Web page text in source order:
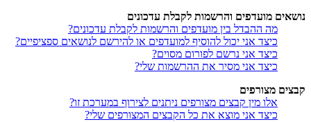
נושאים מועדפים והרשמות לקבלת עדכונים
מה ההבדל בין מועדפים והרשמות לקבלת עדכונים?
כיצד אני יכול להוסיף למועדפים או להירשם לנושאים ספציפיים?
כיצד אני נרשם לפורום מסוים?
כיצד אני מסיר את ההרשמות שלי?
קבצים מצורפים
אלו מין קבצים מצורפים ניתנים לצירוף במערכת זו?
כיצד אני מוצא את כל הקבצים המצורפים שלי?